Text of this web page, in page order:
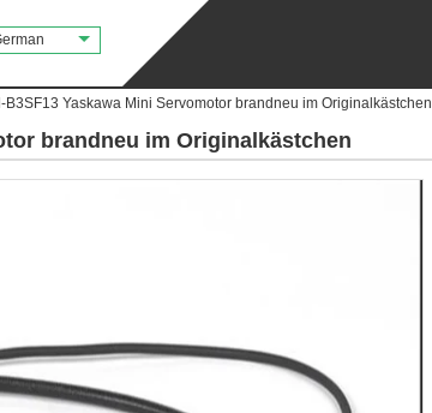
B3SF13 Yaskawa Mini Servomotor brandneu im Originalkästchen
brandneu im Originalkästchen